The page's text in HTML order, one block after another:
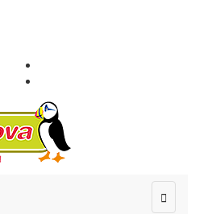
